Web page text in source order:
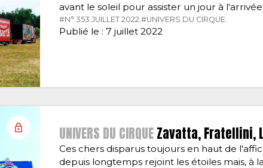
avant le soleil pour assister un jour à
#N° 353 JUILLET 2022. #UNIVERS DU CIRQUE.
Publié le : 7 juillet 2022
UNIVERS DU CIRQUEZavatta, Fratellini,
Ces chers disparus toujours en haut de
depuis longtemps rejoint les étoiles mais, à